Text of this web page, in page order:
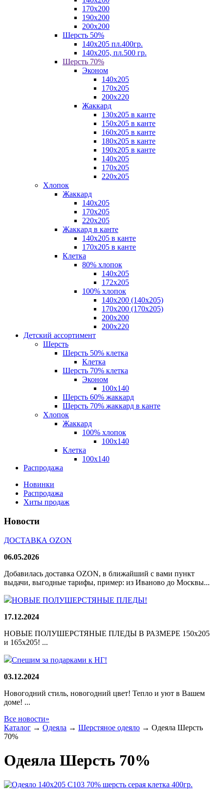
170х200
190х200
200х200
Шерсть 50%
140х205 пл.400гр.
140х205, пл.500 гр.
Шерсть 70%
Эконом
140х205
170х205
200х220
Жаккард
130х205 в канте
150х205 в канте
160х205 в канте
180х205 в канте
190х205 в канте
140х205
170х205
220х205
Хлопок
Жаккард
140x205
170х205
220х205
Жаккард в канте
140х205 в канте
170х205 в канте
Клетка
80% хлопок
140x205
172х205
100% хлопок
140x200 (140х205)
170x200 (170х205)
200х200
200х220
Детский ассортимент
Шерсть
Шерсть 50% клетка
Клетка
Шерсть 70% клетка
Эконом
100x140
Шерсть 60% жаккард
Шерсть 70% жаккард в канте
Хлопок
Жаккард
100% хлопок
100x140
Клетка
100х140
Распродажа
Новинки
Распродажа
Хиты продаж
Новости
ДОСТАВКА OZON
06.05.2026
Добавилась доставка OZON, в ближайший с вами пункт
выдачи, выгодные тарифы, пример: из Иваново до Москвы...
НОВЫЕ ПОЛУШЕРСТЯНЫЕ ПЛЕДЫ!
17.12.2024
НОВЫЕ ПОЛУШЕРСТЯНЫЕ ПЛЕДЫ В РАЗМЕРЕ 150х205
и 165х205! ...
Спешим за подарками к НГ!
03.12.2024
Новогодний стиль, новогодний цвет! Тепло и уют в Вашем
доме! ...
Все новости»
Каталог → Одеяла → Шерстяное одеяло → Одеяла Шерсть
70%
Одеяла Шерсть 70%